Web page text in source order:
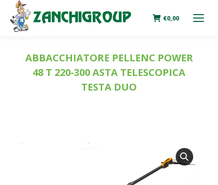
€0,00
ABBACCHIATORE PELLENC POWER
48 T 220-300 ASTA TELESCOPICA
TESTA DUO